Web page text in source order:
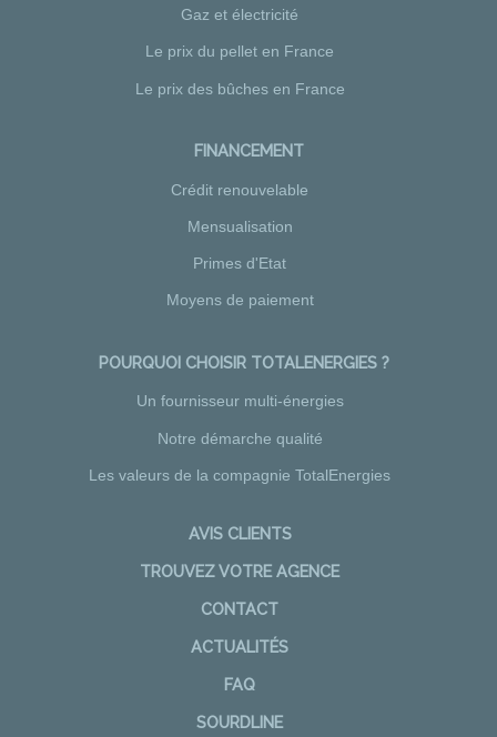
Gaz et électricité
Le prix du pellet en France
Le prix des bûches en France
FINANCEMENT
Crédit renouvelable
Mensualisation
Primes d'Etat
Moyens de paiement
POURQUOI CHOISIR TOTALENERGIES ?
Un fournisseur multi-énergies
Notre démarche qualité
Les valeurs de la compagnie TotalEnergies
AVIS CLIENTS
TROUVEZ VOTRE AGENCE
CONTACT
ACTUALITÉS
FAQ
SOURDLINE